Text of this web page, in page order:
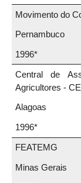
Movimento do
Pernambuco
1996*
Central de
Agricultores -
Alagoas
1996*
FEATEMG
Minas Gerais